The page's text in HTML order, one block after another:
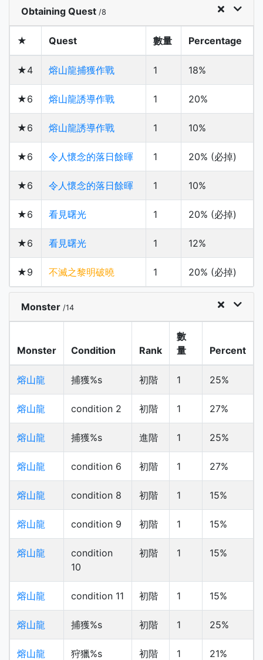
Obtaining Quest /8
★ Quest 數量 Percentage
★4 熔山龍捕獲作戰 1 18%
★6 熔山龍誘導作戰 1 20%
★6 熔山龍誘導作戰 1 10%
★6 令人懷念的落日餘暉 1 20% (必掉)
★6 令人懷念的落日餘暉 1 10%
★6 看見曙光 1 20% (必掉)
★6 看見曙光 1 12%
★9 不滅之黎明破曉 1 20% (必掉)
Monster /14
Monster Condition Rank
數
量
Percent
熔山龍 捕獲%s 初階 1 25%
熔山龍 condition 2 初階 1 27%
熔山龍 捕獲%s 進階 1 25%
熔山龍 condition 6 初階 1 27%
熔山龍 condition 8 初階 1 15%
熔山龍 condition 9 初階 1 15%
熔山龍
condition
10
初階 1 15%
熔山龍 condition 11 初階 1 15%
熔山龍 捕獲%s 初階 1 25%
熔山龍 狩獵%s 初階 1 21%